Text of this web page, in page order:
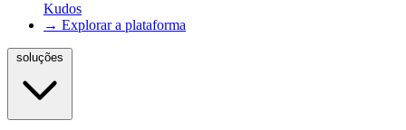
Kudos
→ Explorar a plataforma